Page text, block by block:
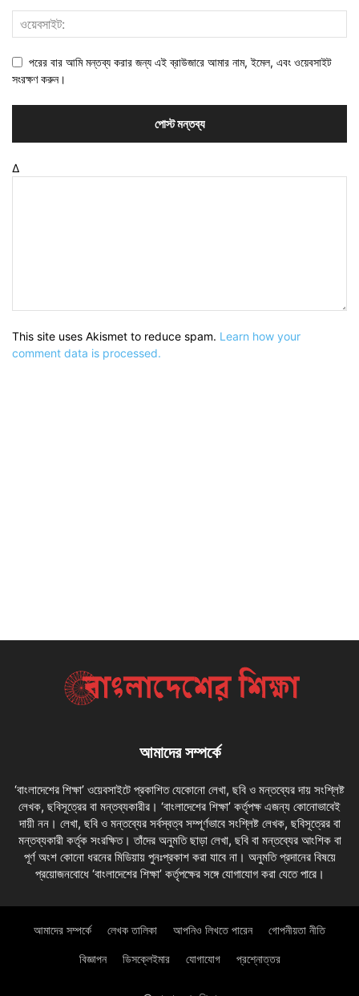
পরের বার আমি মন্তব্য করার জন্য এই ব্রাউজারে আমার নাম, ইমেল, এবং ওয়েবসাইট
সংরক্ষণ করুন।
Δ
This site uses Akismet to reduce spam. Learn how your
comment data is processed.
আমাদের সম্পর্কে
‘বাংলাদেশের শিক্ষা’ ওয়েবসাইটে প্রকাশিত যেকোনো লেখা, ছবি ও মন্তব্যের দায় সংশ্লিষ্ট
লেখক, ছবিসূত্রের বা মন্তব্যকারীর। ‘বাংলাদেশের শিক্ষা’ কর্তৃপক্ষ এজন্য কোনোভাবেই
দায়ী নন। লেখা, ছবি ও মন্তব্যের সর্বস্বত্ব সম্পূর্ণভাবে সংশ্লিষ্ট লেখক, ছবিসূত্রের বা
মন্তব্যকারী কর্তৃক সংরক্ষিত। তাঁদের অনুমতি ছাড়া লেখা, ছবি বা মন্তব্যের আংশিক বা
পূর্ণ অংশ কোনো ধরনের মিডিয়ায় পুনঃপ্রকাশ করা যাবে না। অনুমতি প্রদানের বিষয়ে
প্রয়োজনবোধে ‘বাংলাদেশের শিক্ষা’ কর্তৃপক্ষের সঙ্গে যোগাযোগ করা যেতে পারে।
আমাদের সম্পর্কে লেখক তালিকা আপনিও লিখতে পারেন গোপনীয়তা নীতি
বিজ্ঞাপন ডিসক্লেইমার যোগাযোগ প্রশ্নোত্তর